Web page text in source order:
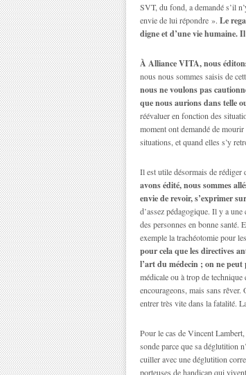
SVT, du fond, a demandé s’il
envie de lui répondre ». Le
digne et d’une vie humaine.
À Alliance VITA, nous
nous nous sommes saisis de
nous ne voulons pas
que nous aurions dans telle
réévaluer en fonction des
moment ont demandé de
situations, et quand elles s’y
Il est utile désormais de rédiger
avons édité, nous sommes
envie de revoir, s’exprimer
d’assez pédagogique. Il y a
des personnes en bonne santé.
exemple la trachéotomie pour
pour cela que les directives
l’art du médecin ; on ne
médicale ou à trop de
encourageons, mais sans
entrer très vite dans la fatalité.
Pour le cas de Vincent
sonde parce que sa déglutition
cuiller avec une déglutition
porteuses de handicap qui